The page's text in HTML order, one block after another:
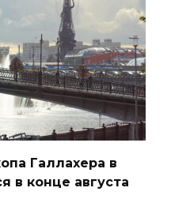
Галлахера в
в конце августа